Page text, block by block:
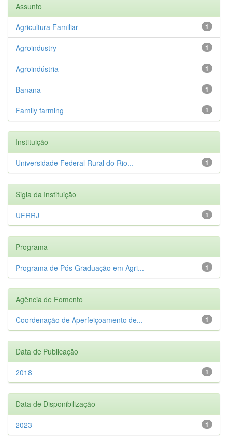
Assunto
1
Agricultura Familiar
1
Agroindustry
1
Agroindústria
1
Banana
1
Family farming
Instituição
1
Universidade Federal Rural do Rio...
Sigla da Instituição
1
UFRRJ
Programa
1
Programa de Pós-Graduação em Agri...
Agência de Fomento
1
Coordenação de Aperfeiçoamento de...
Data de Publicação
1
2018
Data de Disponibilização
1
2023